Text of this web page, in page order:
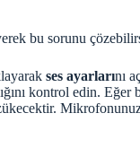
bu sorunu
ses ayarlarını
kontrol edin.